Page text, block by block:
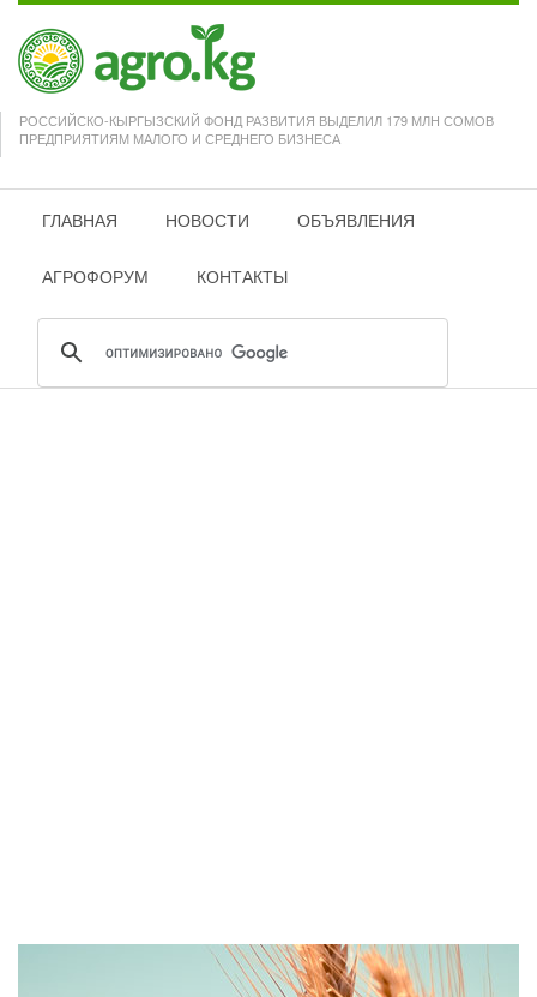
РОССИЙСКО-КЫРГЫЗСКИЙ ФОНД РАЗВИТИЯ ВЫДЕЛИЛ 179 МЛН СОМОВ
ПРЕДПРИЯТИЯМ МАЛОГО И СРЕДНЕГО БИЗНЕСА
ГЛАВНАЯ НОВОСТИ ОБЪЯВЛЕНИЯ
АГРОФОРУМ КОНТАКТЫ